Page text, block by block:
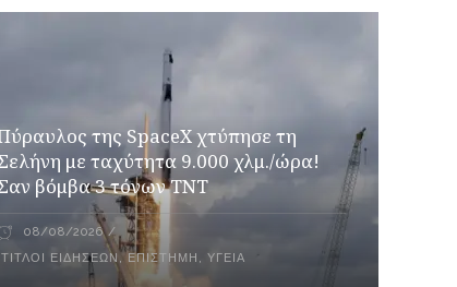
της SpaceX χτύπησε τη
με ταχύτητα 9.000 χλμ./ώρα!
βόμβα 3 τόνων TNT
08/08/2026
ΤΊΤΛΟΙ ΕΙΔΉΣΕΩΝ , ΕΠΙΣΤΉΜΗ ,ΥΓΕΊΑ